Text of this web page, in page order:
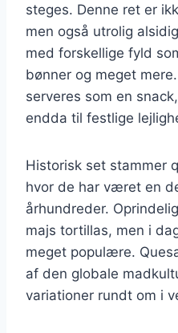
steges. Denne ret er
men også utrolig
med forskellige fyld
bønner og meget
serveres som en
endda til festlige
Historisk set stammer
hvor de har været en
århundreder.
majs tortillas, men i
meget populære.
af den globale
variationer rundt om i